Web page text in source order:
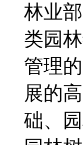
林业
类园
管理
展的
础、